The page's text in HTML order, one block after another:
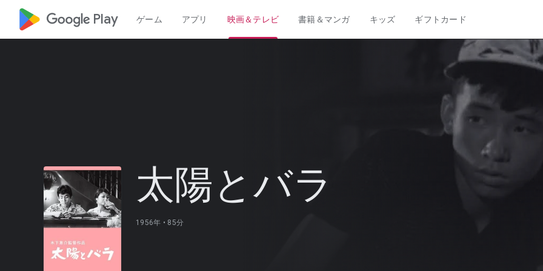
google_logo Play ゲーム アプリ 映画＆テレビ 書籍＆マンガ キッズ ギフトカード
太陽とバラ
1956年 • 85分